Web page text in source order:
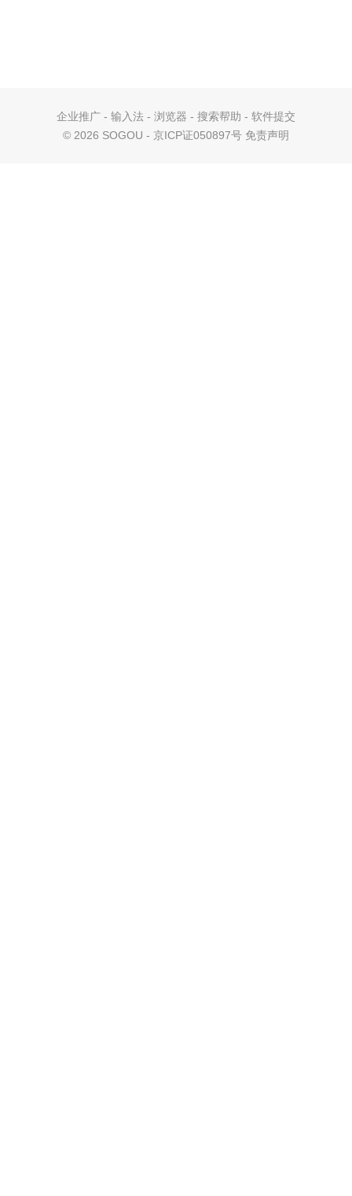
企业推广 - 输入法 - 浏览器 - 搜索帮助 - 软件提交
© 2026 SOGOU - 京ICP证050897号 免责声明